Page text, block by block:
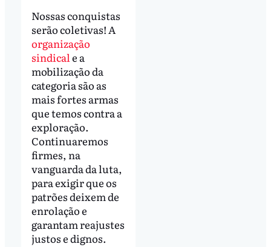
Nossas conquistas
serão coletivas! A
organização
sindicale a
mobilização da
categoria são as
mais fortes armas
que temos contra a
exploração.
Continuaremos
firmes, na
vanguarda da luta,
para exigir que os
patrões deixem de
enrolação e
garantam reajustes
justos e dignos.